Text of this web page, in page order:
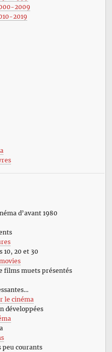
2009
2019
d’avant 1980
10, 20 et 30
films muets présentés
le cinéma
développées
peu courants